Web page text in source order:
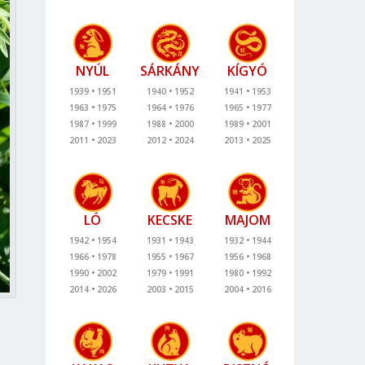
NYÚL
1939
1951
1963
1975
1987
1999
2011
2023
SÁRKÁNY
1940
1952
1964
1976
1988
2000
2012
2024
KÍGYÓ
1941
1953
1965
1977
1989
2001
2013
2025
LÓ
1942
1954
1966
1978
1990
2002
2014
2026
KECSKE
1931
1943
1955
1967
1979
1991
2003
2015
MAJOM
1932
1944
1956
1968
1980
1992
2004
2016